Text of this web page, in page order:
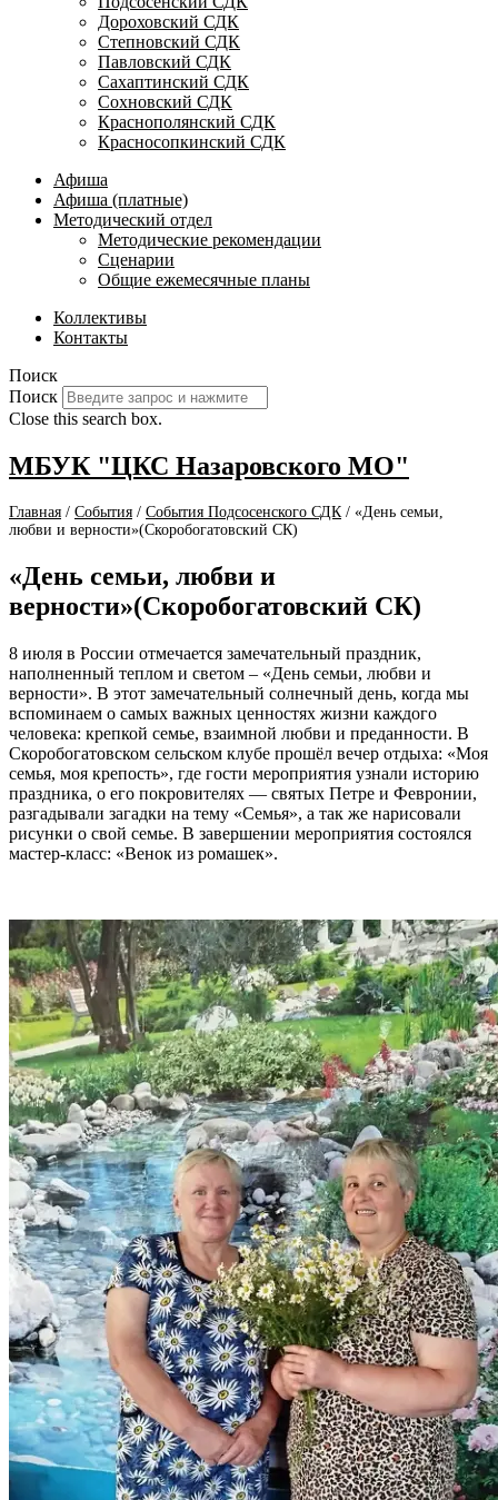
Дороховский СДК
Степновский СДК
Павловский СДК
Сахаптинский СДК
Сохновский СДК
Краснополянский СДК
Красносопкинский СДК
Афиша
Афиша (платные)
Методический отдел
Методические рекомендации
Сценарии
Общие ежемесячные планы
Коллективы
Контакты
Поиск
Поиск
Close this search box.
МБУК "ЦКС Назаровского МО"
Главная / События / События Подсосенского СДК / «День семьи,
любви и верности»(Скоробогатовский СК)
«День семьи, любви и
верности»(Скоробогатовский СК)
8 июля в России отмечается замечательный праздник,
наполненный теплом и светом – «День семьи, любви и
верности». В этот замечательный солнечный день, когда мы
вспоминаем о самых важных ценностях жизни каждого
человека: крепкой семье, взаимной любви и преданности. В
Скоробогатовском сельском клубе прошёл вечер отдыха: «Моя
семья, моя крепость», где гости мероприятия узнали историю
праздника, о его покровителях — святых Петре и Февронии,
разгадывали загадки на тему «Семья», а так же нарисовали
рисунки о свой семье. В завершении мероприятия состоялся
мастер-класс: «Венок из ромашек».